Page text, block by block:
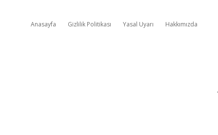
Anasayfa Gizlilik Politikası Yasal Uyarı Hakkımızda